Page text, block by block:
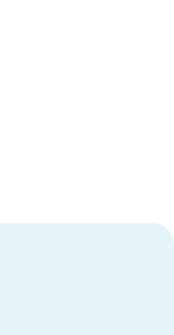
la liberté des
rien à envier